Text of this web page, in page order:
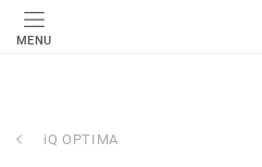
MENU
iQ OPTIMA